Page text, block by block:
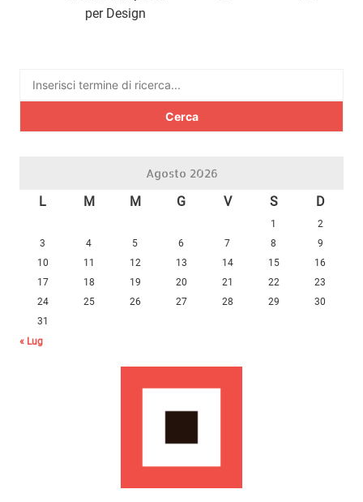
per Design
Ricerca
Agosto 2026
L M M G V S D
1
2
3
4 5 6 7 8
9
10
11 12 13 14 15
16
17
18 19 20 21 22
23
24
25 26 27 28 29
30
31
« Lug